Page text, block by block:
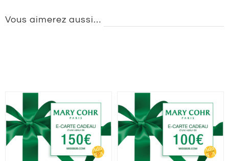
Vous aimerez aussi…